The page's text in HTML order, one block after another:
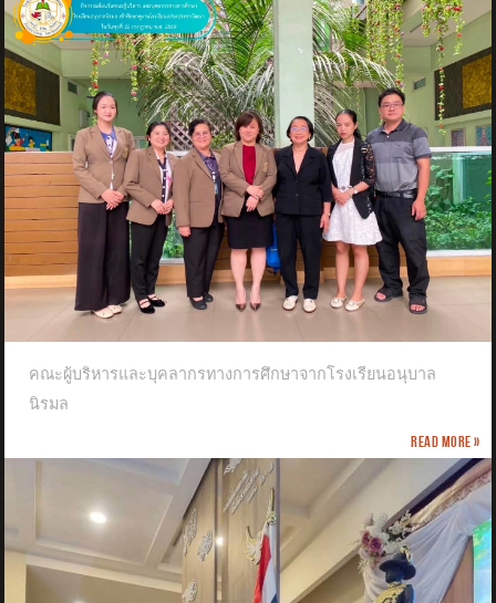
คณะผู้บริหารและบุคลากรทางการศึกษาจากโรงเรียนอนุบาล
นิรมล
Read more »